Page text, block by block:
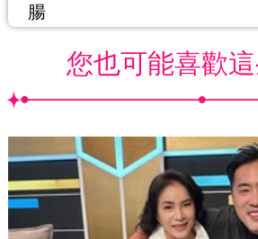
腸
您也可能喜歡